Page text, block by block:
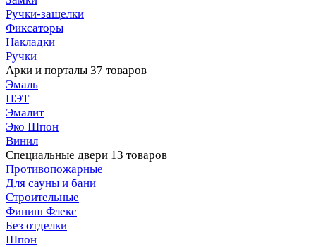
Ручки-защелки
Фиксаторы
Накладки
Ручки
Арки и порталы 37 товаров
Эмаль
ПЭТ
Эмалит
Эко Шпон
Винил
Специальные двери 13 товаров
Противопожарные
Для сауны и бани
Строительные
Финиш Флекс
Без отделки
Шпон